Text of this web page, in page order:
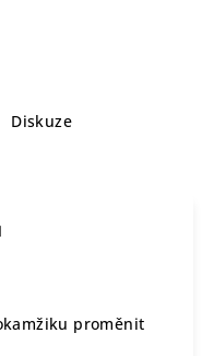
Diskuze
proměnit